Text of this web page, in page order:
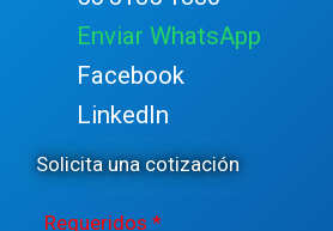
Enviar WhatsApp
Facebook
LinkedIn
Solicita una cotización
Requeridos *